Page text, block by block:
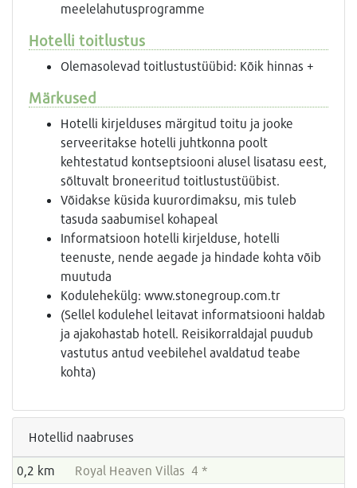
meelelahutusprogramme
Hotelli toitlustus
Olemasolevad toitlustustüübid: Kõik hinnas +
Märkused
Hotelli kirjelduses märgitud toitu ja jooke
serveeritakse hotelli juhtkonna poolt
kehtestatud kontseptsiooni alusel lisatasu eest,
sõltuvalt broneeritud toitlustustüübist.
Võidakse küsida kuurordimaksu, mis tuleb
tasuda saabumisel kohapeal
Informatsioon hotelli kirjelduse, hotelli
teenuste, nende aegade ja hindade kohta võib
muutuda
Kodulehekülg: www.stonegroup.com.tr
(Sellel kodulehel leitavat informatsiooni haldab
ja ajakohastab hotell. Reisikorraldajal puudub
vastutus antud veebilehel avaldatud teabe
kohta)
Hotellid naabruses
0,2 km
Royal Heaven Villas 4 *